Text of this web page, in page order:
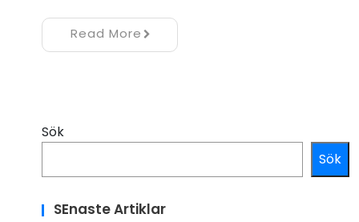
Read More
Sök
Sök
SEnaste Artiklar